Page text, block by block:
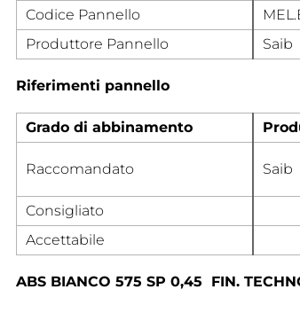
Codice Pannello
Produttore Pannello
Saib
Riferimenti pannello
Grado di abbinamento
Raccomandato Saib
Consigliato
Accettabile
ABS BIANCO 575 SP 0,45 FIN.